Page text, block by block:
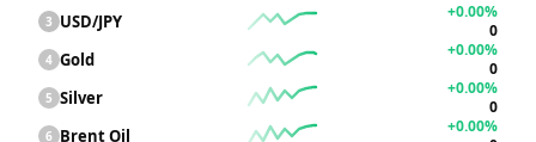
3 USD/JPY
+0.00%
0
4 Gold
+0.00%
0
5 Silver
+0.00%
0
6 Brent Oil
+0.00%